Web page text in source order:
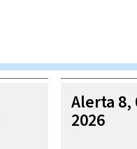
Alerta 8,
2026